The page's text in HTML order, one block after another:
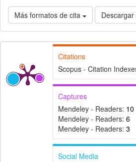
Más formatos de cita Descargar
Citations
Scopus - Citation
Captures
Mendeley - Readers: 10
Mendeley - Readers: 6
Mendeley - Readers: 3
Social Media